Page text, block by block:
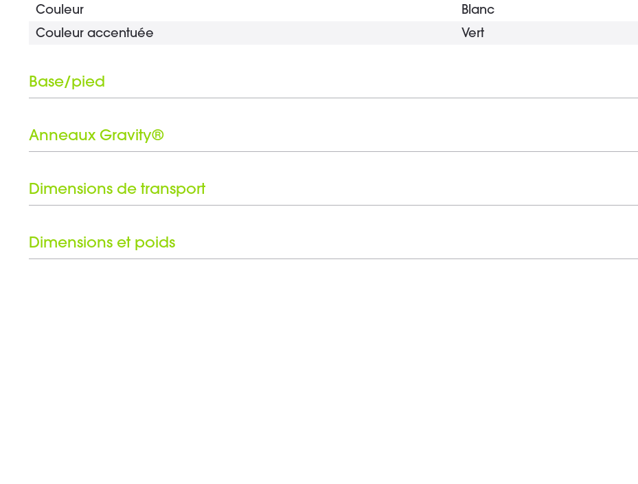
Couleur
Blanc
Couleur accentuée
Vert
Base/pied
Matériau
Couleur
Poids
2,7
Anneaux Gravity®
Jeu d'anneaux noirs inclus
Dimensions de transport
Dimensions et poids